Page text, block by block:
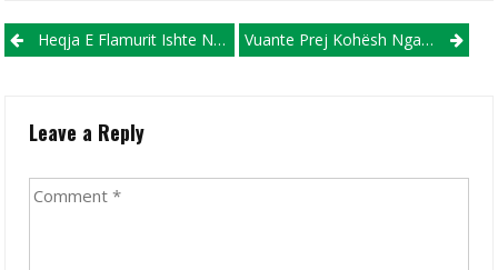
Post navigation
Heqja E Flamurit Ishte Në Regji Të Policisë Së Strumicës E Jo Nga Delegati I Takimit Vuante Prej Kohësh Nga Kanceri, Sven Goran Erikson Ndahet Nga Jeta Në Moshën 76-Vjeçare
Leave a Reply